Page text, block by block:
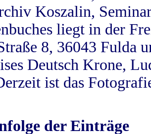
Koszalin,
liegt in der
8, 36043 Fulda
Deutsch Krone,
ist das
der Einträge